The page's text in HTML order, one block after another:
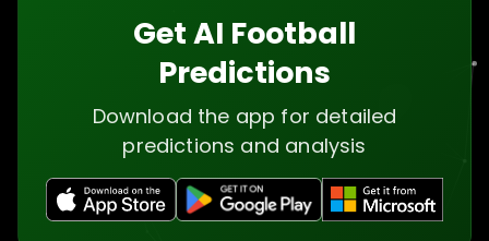
Get AI Football
Predictions
Download the app for detailed
predictions and analysis